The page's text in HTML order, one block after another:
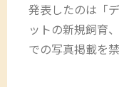
発表したのは「
ットの新規飼育
での写真掲載を